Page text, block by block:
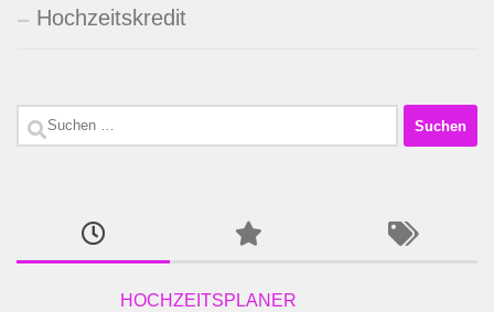
Hochzeitskredit
Suchen
HOCHZEITSPLANER